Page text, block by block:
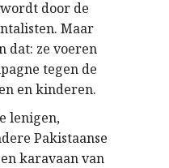
door de
Maar
dat: ze voeren
tegen de
en kinderen.
lenigen,
Pakistaanse
karavaan van